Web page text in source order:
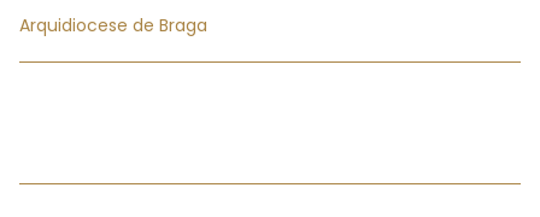
Arquidiocese de Braga